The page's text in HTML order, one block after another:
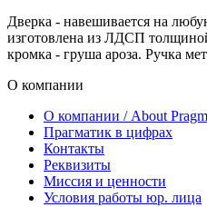
Дверка - навешивается на
изготовлена из ЛДСП
кромка - груша ароза. Ручка
О компании
О компании / About
Прагматик в цифрах
Контакты
Реквизиты
Миссия и ценности
Условия работы юр. лица